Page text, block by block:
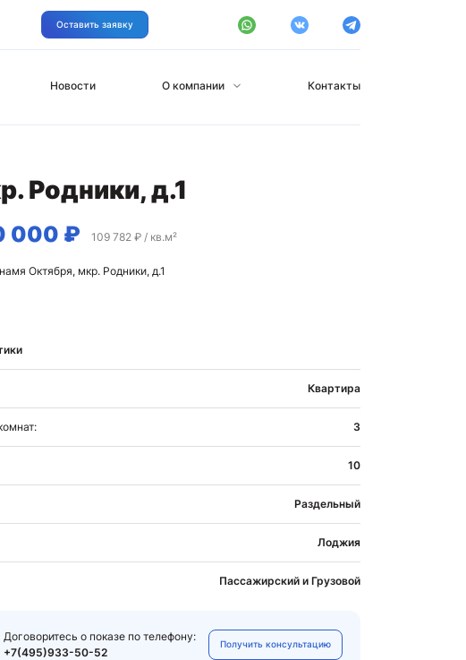
Оставить заявку
Новости О компании Контакты
Родники, д.1
000 ₽ 109 782 ₽ / кв.м²
Октября, мкр. Родники, д.1
Квартира
3
10
Раздельный
Лоджия
Пассажирский и Грузовой
Договоритесь о показе по телефону:
+7(495)933-50-52
Получить консультацию